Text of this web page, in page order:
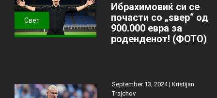
Свет
Ибрахимовиќ си се
почасти со „ѕвер“ од
900.000 евра за
роденденот! (ФОТО)
September 13, 2024 | Kristijan
Trajchov